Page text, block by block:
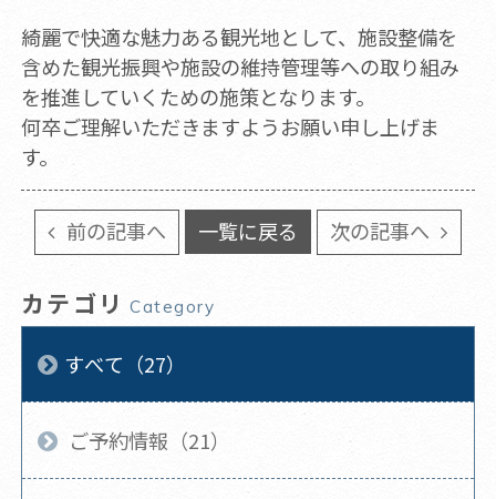
綺麗で快適な魅力ある観光地として、施設整備を
含めた観光振興や施設の維持管理等への取り組み
を推進していくための施策となります。
何卒ご理解いただきますようお願い申し上げま
す。
前の記事へ 一覧に戻る 次の記事へ
カテゴリ Category
すべて（27）
ご予約情報（21）